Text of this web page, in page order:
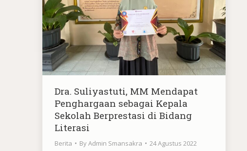
Dra. Suliyastuti, MM Mendapat
Penghargaan sebagai Kepala
Sekolah Berprestasi di Bidang
Literasi
Berita ByAdmin Smansakra 24 Agustus 2022